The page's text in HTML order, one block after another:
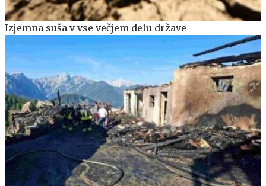
Izjemna suša v vse večjem delu države